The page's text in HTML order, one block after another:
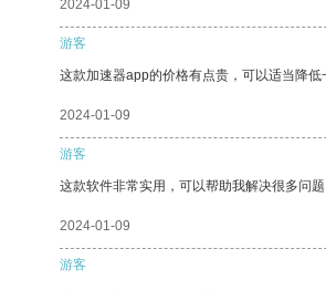
2024-01-09
游客
这款加速器app的价格有点贵，可以适当降
2024-01-09
游客
这款软件非常实用，可以帮助我解决很多问题
2024-01-09
游客